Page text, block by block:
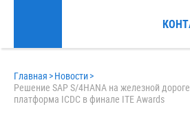
Главная >Новости>
Решение SAP S/4HANA на железной
платформа ICDC в финале ITE Awards